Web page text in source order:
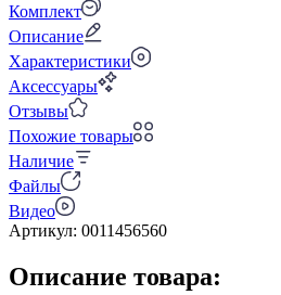
Комплект
Описание
Характеристики
Аксессуары
Отзывы
Похожие товары
Наличие
Файлы
Видео
Артикул: 0011456560
Описание товара: